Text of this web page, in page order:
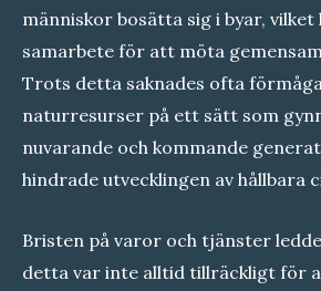
människor bosätta sig i byar, vilket
samarbete för att möta
Trots detta saknades ofta
naturresurser på ett sätt som
nuvarande och kommande
hindrade utvecklingen av hållbara
Bristen på varor och tjänster
detta var inte alltid tillräckligt för